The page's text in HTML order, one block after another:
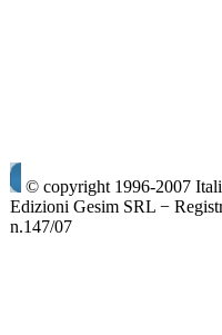
© copyright 1996-2007
Edizioni Gesim SRL −
n.147/07